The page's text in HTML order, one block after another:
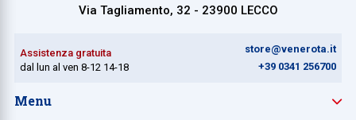
Via Tagliamento, 32 - 23900 LECCO
Assistenza gratuita
dal lun al ven 8-12 14-18
store@venerota.it
+39 0341 256700
Menu